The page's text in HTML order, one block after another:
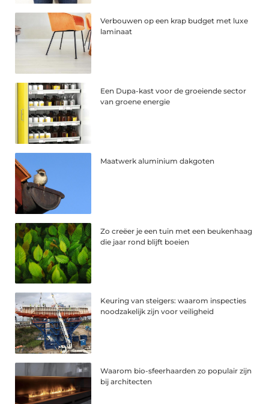
Verbouwen op een krap budget met luxe
laminaat
Een Dupa-kast voor de groeiende sector
van groene energie
Maatwerk aluminium dakgoten
Zo creëer je een tuin met een beukenhaag
die jaar rond blijft boeien
Keuring van steigers: waarom inspecties
noodzakelijk zijn voor veiligheid
Waarom bio-sfeerhaarden zo populair zijn
bij architecten